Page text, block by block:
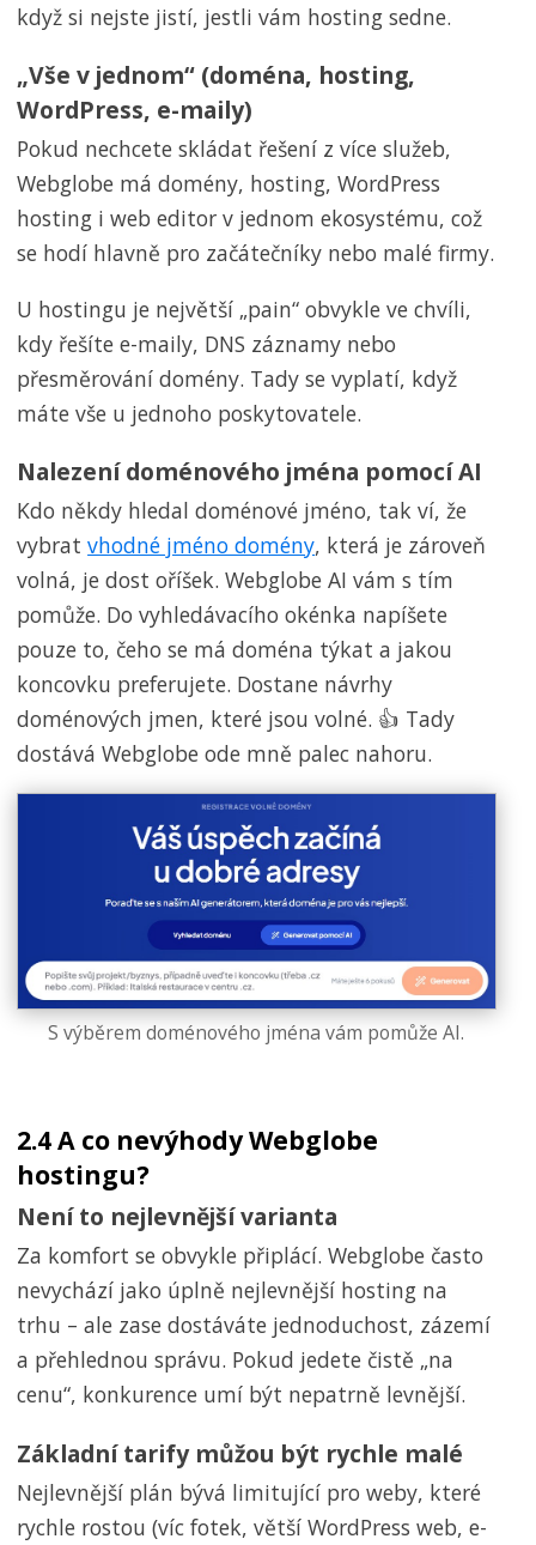
když si nejste jistí, jestli vám hosting sedne.
„Vše v jednom“ (doména, hosting,
WordPress, e-maily)
Pokud nechcete skládat řešení z více služeb,
Webglobe má domény, hosting, WordPress
hosting i web editor v jednom ekosystému, což
se hodí hlavně pro začátečníky nebo malé firmy.
U hostingu je největší „pain“ obvykle ve chvíli,
kdy řešíte e-maily, DNS záznamy nebo
přesměrování domény. Tady se vyplatí, když
máte vše u jednoho poskytovatele.
Nalezení doménového jména pomocí AI
Kdo někdy hledal doménové jméno, tak ví, že
vybratvhodné jméno domény, která je zároveň
volná, je dost oříšek. Webglobe AI vám s tím
pomůže. Do vyhledávacího okénka napíšete
pouze to, čeho se má doména týkat a jakou
koncovku preferujete. Dostane návrhy
doménových jmen, které jsou volné. 👍 Tady
dostává Webglobe ode mně palec nahoru.
S výběrem doménového jména vám pomůže AI.
2.4 A co nevýhody Webglobe
hostingu?
Není to nejlevnější varianta
Za komfort se obvykle připlácí. Webglobe často
nevychází jako úplně nejlevnější hosting na
trhu – ale zase dostáváte jednoduchost, zázemí
a přehlednou správu. Pokud jedete čistě „na
cenu“, konkurence umí být nepatrně levnější.
Základní tarify můžou být rychle malé
Nejlevnější plán bývá limitující pro weby, které
rychle rostou (víc fotek, větší WordPress web, e-